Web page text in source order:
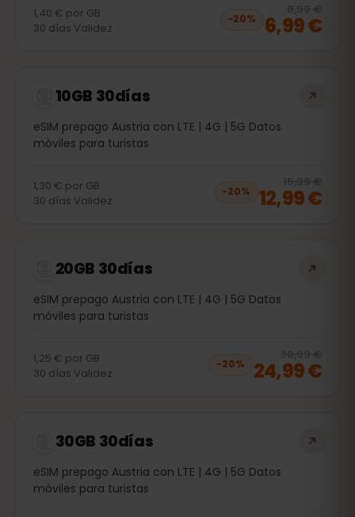
1,40 € por GB
30 días Validez
−20%
8,99 €
6,99 €
10GB 30días
eSIM prepago Austria con LTE | 4G | 5G Datos
móviles para turistas
1,30 € por GB
30 días Validez
−20%
15,99 €
12,99 €
20GB 30días
eSIM prepago Austria con LTE | 4G | 5G Datos
móviles para turistas
1,25 € por GB
30 días Validez
−20%
30,99 €
24,99 €
30GB 30días
eSIM prepago Austria con LTE | 4G | 5G Datos
móviles para turistas